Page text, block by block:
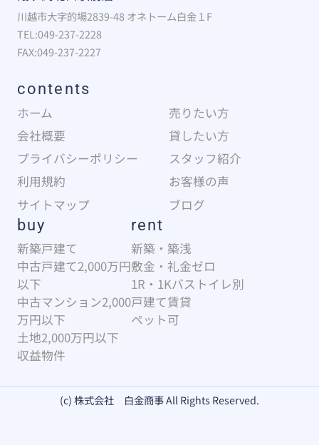
川越市大字的場2839-48 オネトーム白金１F
TEL:049-237-2228
FAX:049-237-2227
contents
ホーム
売りたい方
会社概要
貸したい方
プライバシーポリシー
スタッフ紹介
利用規約
お客様の声
サイトマップ
ブログ
buy
新築戸建て
中古戸建て2,000万円
以下
中古マンション2,000
万円以下
土地2,000万円以下
収益物件
rent
新築・築浅
敷金・礼金ゼロ
1R・1Kバストイレ別
戸建て賃貸
ペット可
(c) 株式会社 白金商事 All Rights Reserved.